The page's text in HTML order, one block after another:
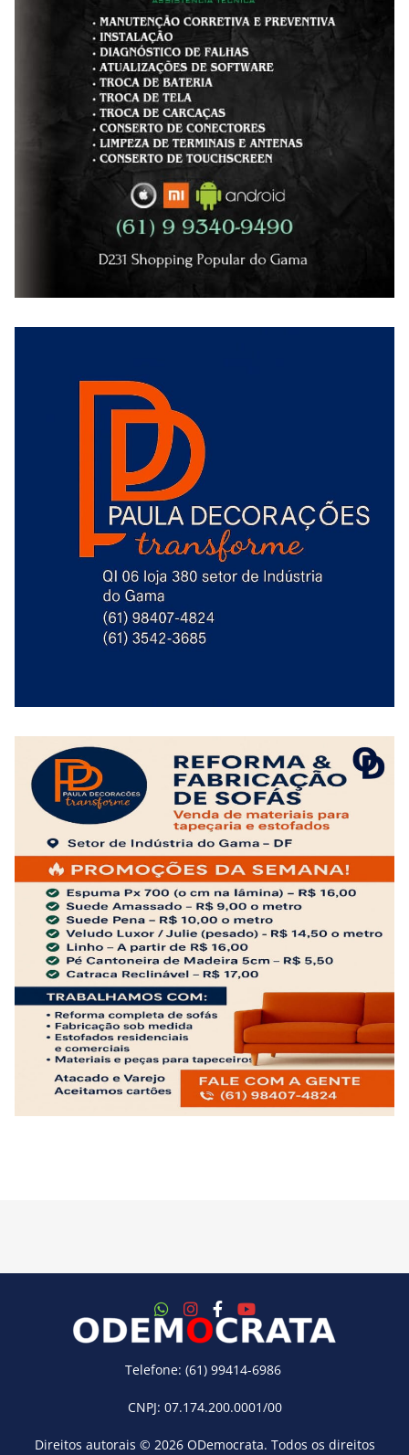
Telefone: (61) 99414-6986
CNPJ: 07.174.200.0001/00
Direitos autorais © 2026 ODemocrata. Todos os direitos